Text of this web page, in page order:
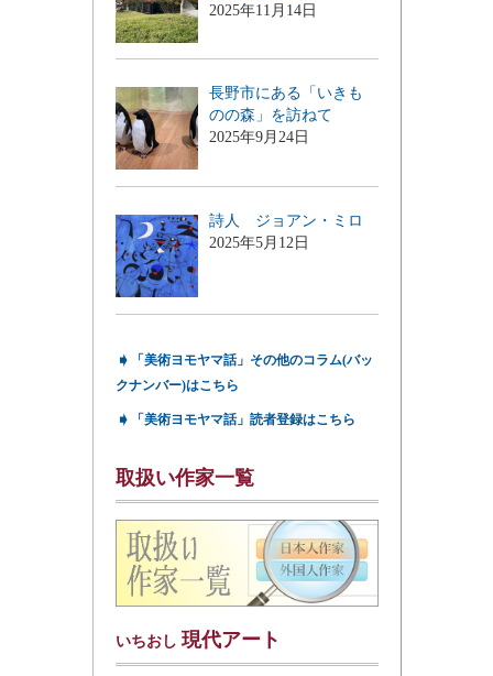
2025年11月14日
長野市にある「いきも
のの森」を訪ねて
2025年9月24日
詩人 ジョアン・ミロ
2025年5月12日
➧
「美術ヨモヤマ話」その他のコラム(バッ
クナンバー)はこちら
➧ 「美術ヨモヤマ話」読者登録はこちら
取扱い作家一覧
いちおし 現代アート